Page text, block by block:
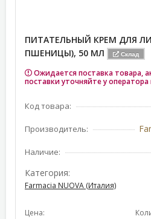
ПИТАТЕЛЬНЫЙ КРЕМ ДЛЯ
ПШЕНИЦЫ), 50 МЛ
Склад
Ожидается поставка товара,
поставки уточняйте у
Код товара:
Производитель:
Наличие:
Категория:
Farmacia NUOVA (Италия)
Цена: